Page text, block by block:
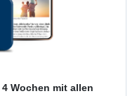
4 Wochen mit allen